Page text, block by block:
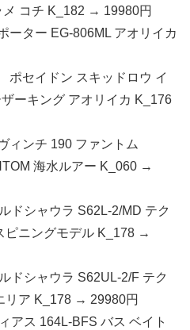
コチ K_182 → 19980円
ーター EG-806ML アオリイカ
ポセイドン スキッドロウ イ
ーキング アオリイカ K_176
ィンチ 190 ファントム
海水ルアー K_060 →
ドシャウラ S62L-2/MD テク
ピニングモデル K_178 →
ドシャウラ S62UL-2/F テク
リア K_178 → 29980円
アス 164L-BFS バス ベイト